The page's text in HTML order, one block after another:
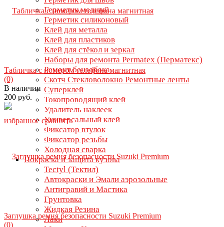
Герметик медный
Герметик силиконовый
Клей для металла
Клей для пластиков
Клей для стёкол и зеркал
Наборы для ремонта Permatex (Перматекс)
Ремонт бензобака
Скотч Стекловолокно Ремонтные ленты
Суперклей
Токопроводящий клей
Удалитель наклеек
Универсальный клей
Фиксатор втулок
Фиксатор резьбы
Холодная сварка
Покраска и защита кузова
Tectyl (Тектил)
Автокраски и Эмали аэрозольные
Антигравий и Мастика
Грунтовка
Жидкая Резина
Лаки
избранное сравнить
Табличка с номером телефона магнитная
(0)
В наличии
200 руб.
Заглушка ремня безопасности Suzuki Premium
(0)